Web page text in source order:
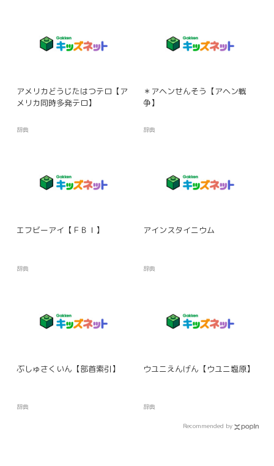
アメリカどうじたはつテロ【ア
メリカ同時多発テロ】
辞典
＊アヘンせんそう【アヘン戦
争】
辞典
エフビーアイ【ＦＢＩ】
辞典
アインスタイニウム
辞典
ぶしゅさくいん【部首索引】
辞典
ウユニえんげん【ウユニ塩原】
辞典
Recommended by